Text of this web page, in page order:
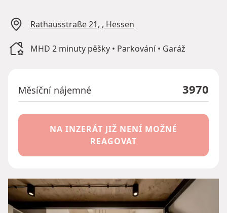
Rathausstraße 21, , Hessen
MHD 2 minuty pěšky • Parkování • Garáž
Měsíční nájemné 3970
NA INZERÁT JIŽ NENÍ MOŽNÉ
REAGOVAT